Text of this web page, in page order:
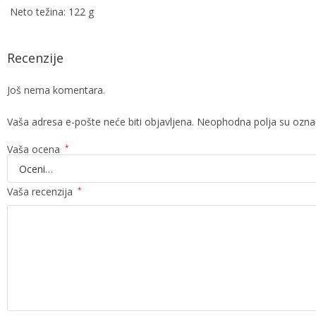
Neto težina: 122 g
Recenzije
Još nema komentara.
Vaša adresa e-pošte neće biti objavljena. Neophodna polja su
Vaša ocena *
Vaša recenzija *